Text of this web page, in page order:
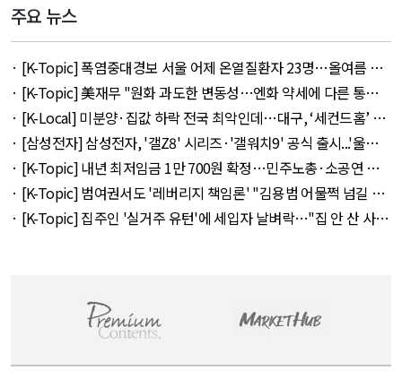
주요 뉴스
· [K-Topic] 폭염중대경보 서울 어제 온열질환자 23명…올여름 최
다 외 33건 - August 5, 2026
· [K-Topic] 美재무 "원화 과도한 변동성…엔화 약세에 다른 통화
뒤따를 것" 외 50건 - August 5, 2026
· [K-Local] 미분양·집값 하락 전국 최악인데…대구, ‘세컨드홈’ 특
례서 빠졌다 외 11건 - August 5, 2026
· [삼성전자] 삼성전자, '갤Z8' 시리즈·'갤워치9' 공식 출시...'울트
라' 257만 7300원 외 51건 - August 6, 2026
· [K-Topic] 내년 최저임금 1만 700원 확정…민주노총·소공연 이
의 불수용 외 44건 - August 5, 2026
· [K-Topic] 범여권서도 '레버리지 책임론' "김용범 어물쩍 넘길 수
없어" 외 50건 - August 5, 2026
· [K-Topic] 집주인 '실거주 유턴'에 세입자 날벼락…"집 안 산 사람